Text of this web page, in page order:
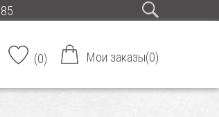
(0) Мои заказы(0)